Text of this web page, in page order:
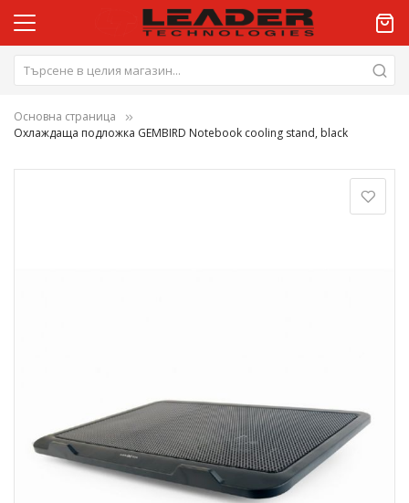
Основна страница
Охлаждаща подложка GEMBIRD Notebook cooling stand, black